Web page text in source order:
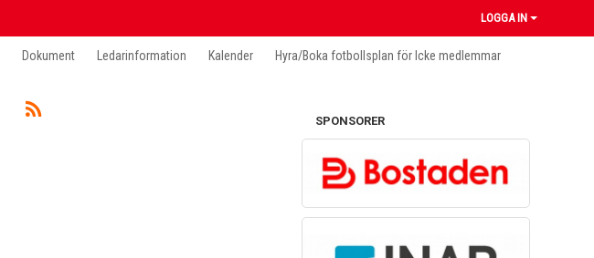
LOGGA IN
Dokument Ledarinformation Kalender Hyra/Boka fotbollsplan för Icke medlemmar
SPONSORER